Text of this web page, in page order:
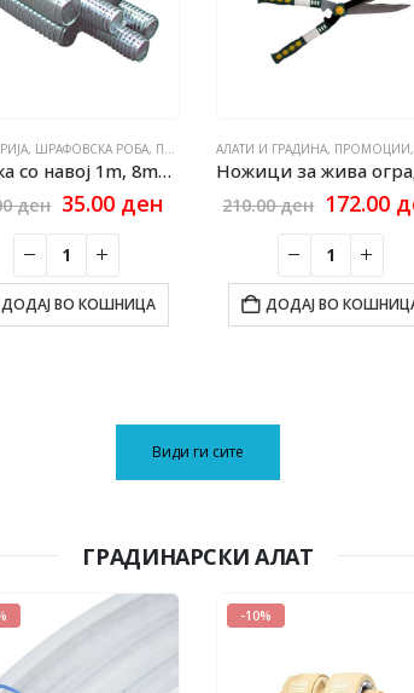
ШРАФОВСКА РОБА, ПРОМОЦИИ ,СИТЕ ПРОИЗВОДИ
Шипка со навој 1m, 8mm enomak
ден Original
was:
39.00 ден.
35.00 денCurrent
ДОДАЈ ВО КОШНИЦА
АЛАТИ И ГРАДИНА, ПРОМОЦИИ,
210.00ден Original
was:
210.00
172.00
ДОДАЈ ВО
Види ги сите
ГРАДИНАРСКИ АЛАТ
-10%